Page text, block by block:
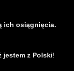
ich osiągnięcia.
jestem z Polski!